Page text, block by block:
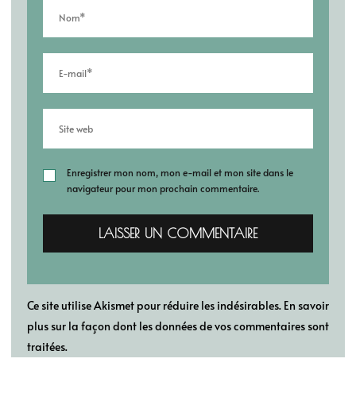
Enregistrer mon nom, mon e-mail et mon site dans le
navigateur pour mon prochain commentaire.
Ce site utilise Akismet pour réduire les indésirables. En savoir
plus sur la façon dont les données de vos commentaires sont
traitées.